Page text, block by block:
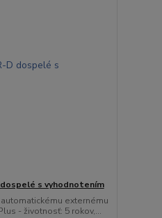
s vyhodnotením
externému
- životnosť: 5 rokov,...